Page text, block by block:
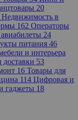
20
Недвижимость в
162 Операторы
24
питания 46
и интерьера
53
16 Товары для
114 Цифровая и
гаджеты 18